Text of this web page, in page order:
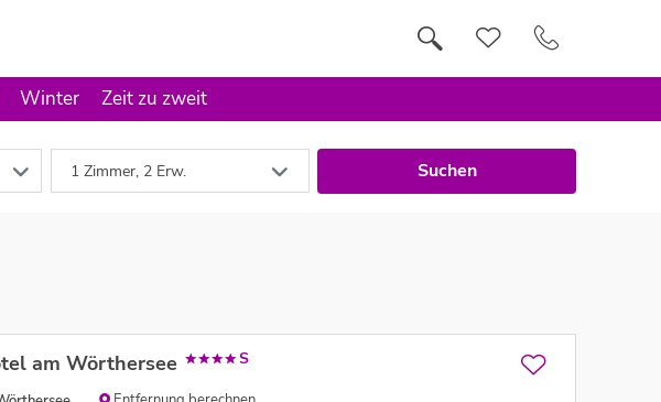
Winter Zeit zu zweit
1 Zimmer, 2 Erw. Suchen
am Wörthersee S